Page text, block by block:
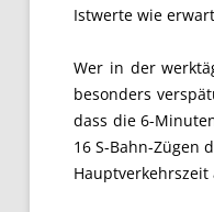
Istwerte wie
Wer in der
besonders
dass die 6-
16 S-Bahn-Zügen
Hauptverkehrszeit